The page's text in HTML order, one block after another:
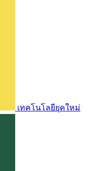
เทคโนโลยียุคใหม่